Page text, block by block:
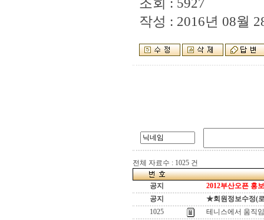
조회 : 5927
작성 : 2016년 08월
전체 자료수 : 1025 건
공지
2012부산오픈 홍
공지
★회원정보수정(
1025
테니스에서 움직